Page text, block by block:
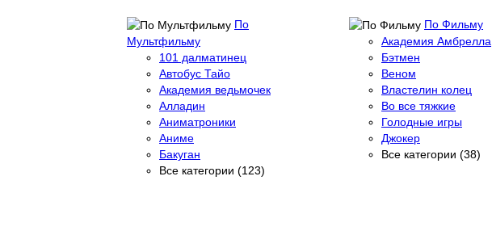
По
Мультфильму
101 далматинец
Автобус Тайо
Академия ведьмочек
Алладин
Аниматроники
Аниме
Бакуган
Все категории (123)
По Фильму
Академия Амбрелла
Бэтмен
Веном
Властелин колец
Во все тяжкие
Голодные игры
Джокер
Все категории (38)